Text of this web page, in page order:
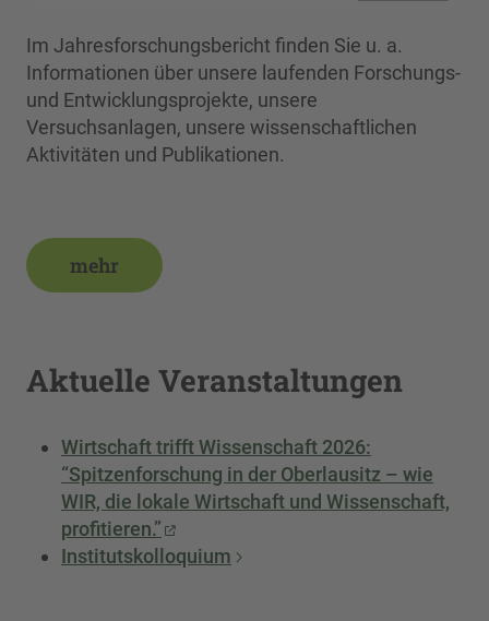
Im Jahresforschungsbericht finden Sie u. a.
Informationen über unsere laufenden Forschungs-
und Entwicklungsprojekte, unsere
Versuchsanlagen, unsere wissenschaftlichen
Aktivitäten und Publikationen.
mehr
Aktuelle Veranstaltungen
Wirtschaft trifft Wissenschaft 2026:
“Spitzenforschung in der Oberlausitz – wie
WIR, die lokale Wirtschaft und Wissenschaft,
profitieren.”
Institutskolloquium